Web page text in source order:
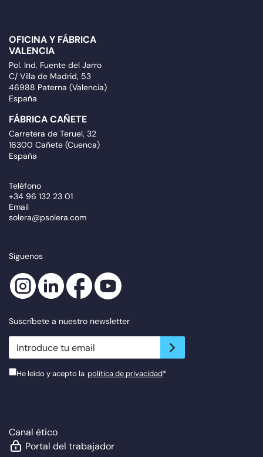
OFICINA Y FÁBRICA
VALENCIA
Pol. Ind. Fuente del Jarro
C/ Villa de Madrid, 53
46988 Paterna (Valencia)
España
FÁBRICA CAÑETE
Carretera de Teruel, 32
16300 Cañete (Cuenca)
España
Teléfono
+34 96 132 23 01
Email
solera@psolera.com
Síguenos
Suscríbete a nuestro newsletter
newsletter.suscribe
He leído y acepto la política de privacidad*
Canal ético
Portal del trabajador